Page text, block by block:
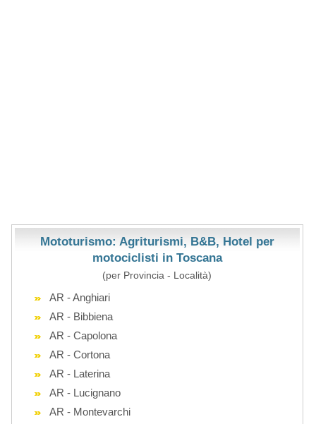
Mototurismo: Agriturismi, B&B, Hotel per
motociclisti in Toscana
(per Provincia - Località)
AR - Anghiari
AR - Bibbiena
AR - Capolona
AR - Cortona
AR - Laterina
AR - Lucignano
AR - Montevarchi